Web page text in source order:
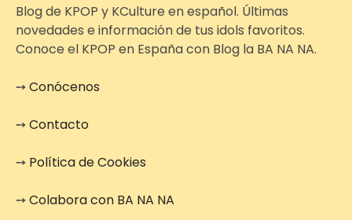
Blog de KPOP y KCulture en español. Últimas
novedades e información de tus idols favoritos.
Conoce el KPOP en España con Blog la BA NA NA.
➙Conócenos
➙Contacto
➙ Política de Cookies
➙Colabora con BA NA NA